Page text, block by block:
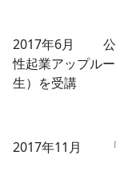
2017年6月 公
性起業アップル
生）を受講
2017年11月 「